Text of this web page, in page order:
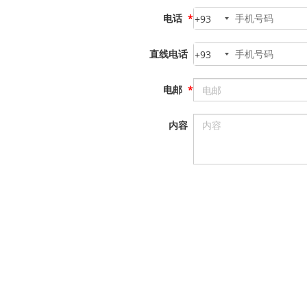
电话 *+93
直线电话 +93
电邮 *
内容